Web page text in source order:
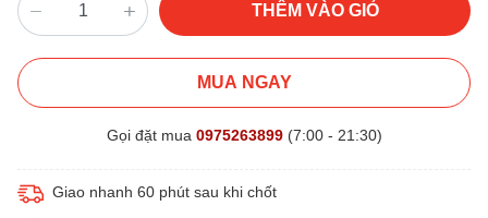
THÊM VÀO GIỎ
MUA NGAY
Gọi đặt mua 0975263899(7:00 - 21:30)
Giao nhanh 60 phút sau khi chốt